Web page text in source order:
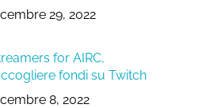
29, 2022
for AIRC,
fondi su Twitch
8, 2022